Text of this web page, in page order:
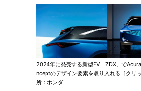
2024年に発売する新型EV「ZDX」で
nceptのデザイン要素を取り入れる［クリ
所：ホンダ